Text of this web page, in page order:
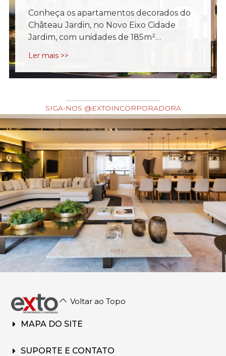
Conheça os apartamentos decorados do
Château Jardin, no Novo Eixo Cidade
Jardim, com unidades de 185m²…
Ler mais >>
SIGA-NOS @EXTOINCORPORADORA
MAPA DO SITE
SUPORTE E CONTATO
Voltar ao Topo